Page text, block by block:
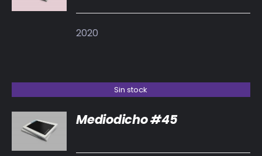
2020
Sin stock
DETALLES
Mediodicho #45